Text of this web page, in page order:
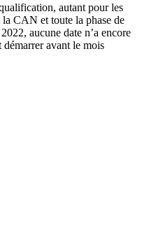
autant pour les
la CAN et toute la phase de
aucune date n’a encore
démarrer avant le mois